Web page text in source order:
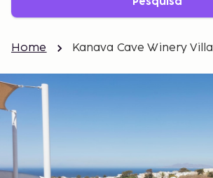
Home Kanava Cave Winery Villa